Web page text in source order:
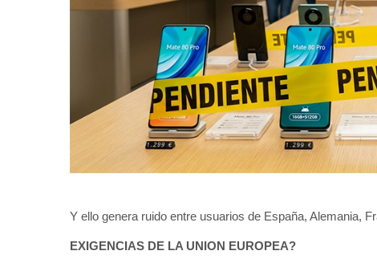
Y ello genera ruido entre usuarios de España, Alemania,
EXIGENCIAS DE LA UNION EUROPEA?